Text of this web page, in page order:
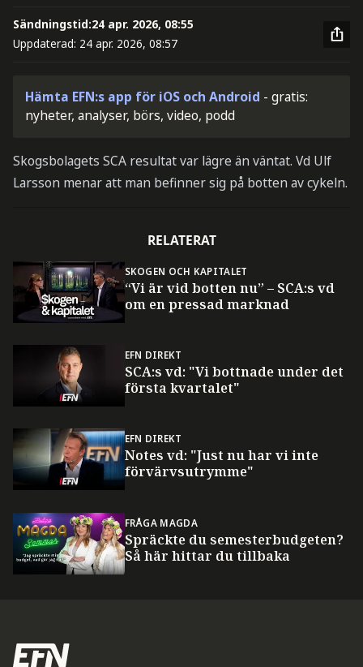
Sändningstid:24 apr. 2026, 08:55
Uppdaterad: 24 apr. 2026, 08:57
Hämta EFN:s app för iOS och Android - gratis:
nyheter, analyser, börs, video, podd
Skogsbolagets SCA resultat var lägre än väntat. Vd Ulf
Larsson menar att man befinner sig på botten av cykeln.
RELATERAT
SKOGEN OCH KAPITALET
“Vi är vid botten nu” – SCA:s vd
om en pressad marknad
EFN DIREKT
SCA:s vd: "Vi bottnade under det
första kvartalet"
EFN DIREKT
Notes vd: "Just nu har vi inte
förvärvsutrymme"
FRÅGA MAGDA
Spräckte du semesterbudgeten?
Så här hittar du tillbaka